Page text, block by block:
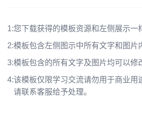
1:您下载获得的模板资源和左侧展示一
2:模板包含左侧图示中所有文字和图片
3:模板包含的所有文字及图片均可以修
4:该模板仅限学习交流请勿用于商业用
请联系客服给予处理。